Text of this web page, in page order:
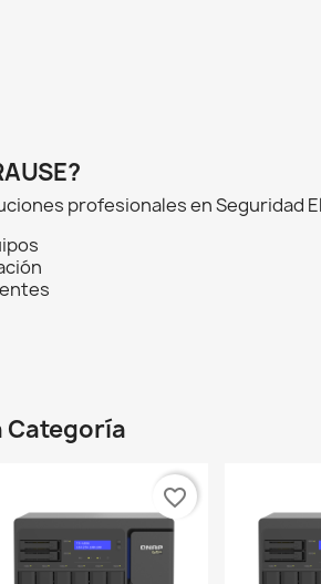
profesionales en
Categoría
favorite_border